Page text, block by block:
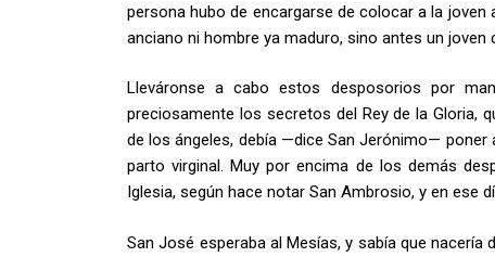
persona hubo de encargarse de colocar a la
anciano ni hombre ya maduro, sino antes un joven
Lleváronse a cabo estos desposorios por
preciosamente los secretos del Rey de la Gloria,
de los ángeles, debía —dice San Jerónimo—
parto vir­ginal. Muy por encima de los demás
Iglesia, según hace notar San Am­brosio, y en ese
San José esperaba al Mesías, y sabía que